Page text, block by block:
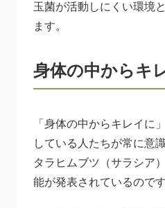
玉菌が活動しにくい環境
ます。
身体の中からキ
「身体の中からキレイに
している人たちが常に意
タラヒムブツ（サラシア
能が発表されているのです